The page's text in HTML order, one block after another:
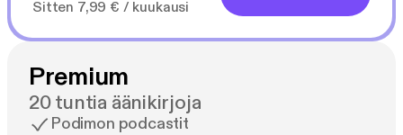
Sitten 7,99 € / kuukausi
Premium
20 tuntia äänikirjoja
Podimon podcastit